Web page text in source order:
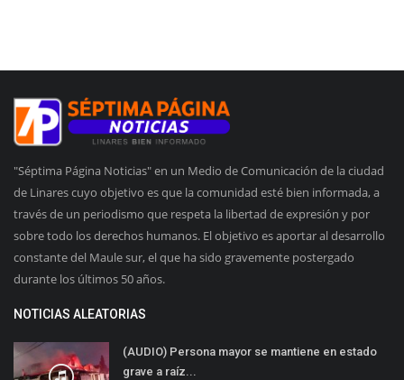
"Séptima Página Noticias" en un Medio de Comunicación de la ciudad
de Linares cuyo objetivo es que la comunidad esté bien informada, a
través de un periodismo que respeta la libertad de expresión y por
sobre todo los derechos humanos. El objetivo es aportar al desarrollo
constante del Maule sur, el que ha sido gravemente postergado
durante los últimos 50 años.
NOTICIAS ALEATORIAS
(AUDIO) Persona mayor se mantiene en estado
grave a raíz...